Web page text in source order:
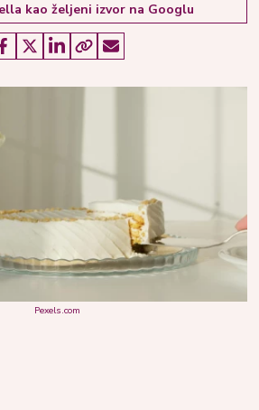
kao željeni izvor na Googlu
Pexels.com